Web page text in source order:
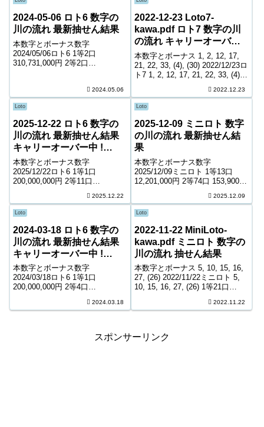
2024-05-06 ロト6 数字の
川の流れ 最新抽せん結果
本数字とボーナス数字
2024/05/06ロト6 1等2口
310,731,000円 2等2口
159,161口 1,000円 キャリーオー
バー ...
2024.05.06
2022-12-23 Loto7-
kawa.pdf ロト7 数字の川
の流れ キャリーオーバー
中! 1,913,011,705円
本数字とボーナス 1, 2, 12, 17,
21, 22, 33, (4), (30) 2022/12/23ロ
ト7 1, 2, 12, 17, 21, 22, 33, (4),
2022.12.23
Loto
2025-12-22 ロト6 数字の
川の流れ 最新抽せん結果
キャリーオーバー中 !
48,674,501円
本数字とボーナス数字
2025/12/22ロト6 1等1口
200,000,000円 2等11口
4等12,385口 6,800円 5等192,461
口 1,000円 キャリーオーバー ...
2025.12.22
Loto
2025-12-09 ミニロト 数字
の川の流れ 最新抽せん結
果
本数字とボーナス数字
2025/12/09ミニロト 1等13口
12,201,000円 2等74口 153,900円
口 1,000円 ＊抽せんの結果は最
終的に発売元の発表のものと照
合して下...
2025.12.09
Loto
2024-03-18 ロト6 数字の
川の流れ 最新抽せん結果
キャリーオーバー中 !
34,749,329円
本数字とボーナス数字
2024/03/18ロト6 1等1口
200,000,000円 2等4口
円 4等11,861口 6,700円 5等2024.03.18
Loto
2022-11-22 MiniLoto-
kawa.pdf ミニロト 数字の
川の流れ 抽せん結果
本数字とボーナス 5, 10, 15, 16,
27, (26) 2022/11/22ミニロト 5,
10, 15, 16, 27, (26) 1等21口
3等2,282口 8,900円 ... 2022.11.22
スポンサーリンク